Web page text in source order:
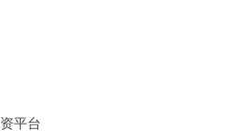
平台